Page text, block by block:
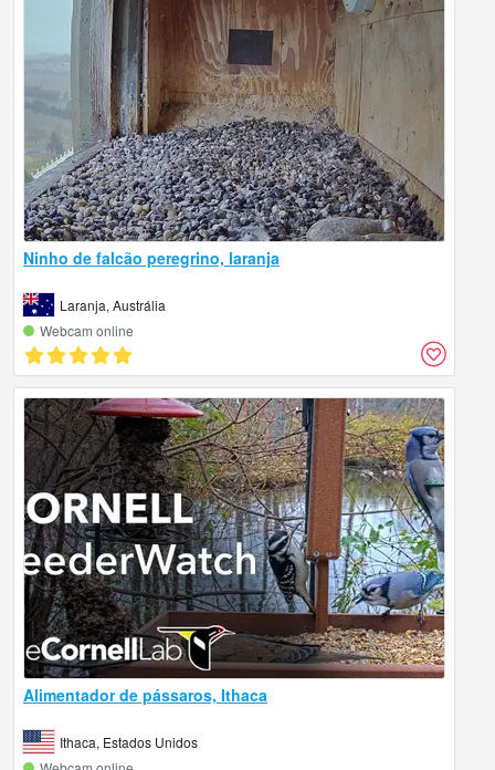
Ninho de falcão peregrino, laranja
Laranja, Austrália
Webcam online
Alimentador de pássaros, Ithaca
Ithaca, Estados Unidos